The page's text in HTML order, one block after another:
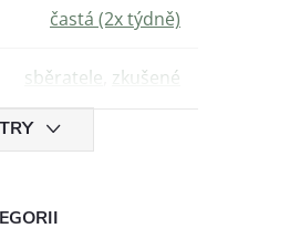
častá (2x týdně)
sběratele zkušené